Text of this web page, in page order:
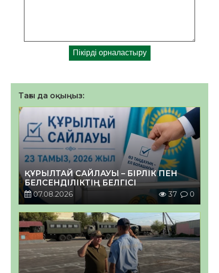
Тағы да оқыңыз:
ҚҰРЫЛТАЙ САЙЛАУЫ – БІРЛІК ПЕН
БЕЛСЕНДІЛІКТІҢ БЕЛГІСІ
07.08.2026
37 0